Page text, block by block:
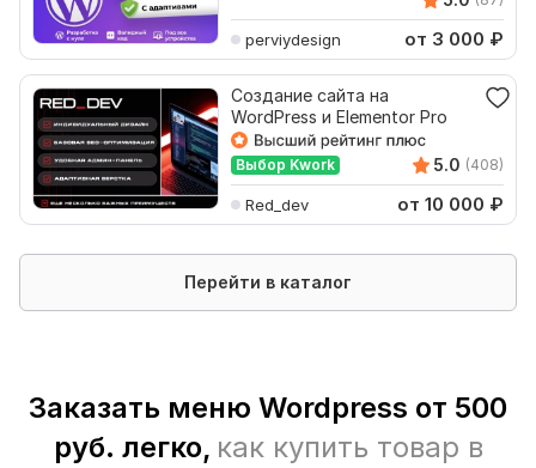
perviydesign от 3 000 ₽
Создание сайта на
WordPress и Elementor Pro
Выбор Kwork 5.0 (408)
Red_dev от 10 000 ₽
Перейти в каталог
Заказать меню Wordpress от 500
руб. легко, как купить товар в